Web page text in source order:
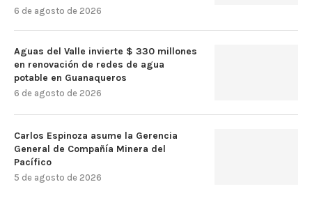
6 de agosto de 2026
Aguas del Valle invierte $ 330 millones
en renovación de redes de agua
potable en Guanaqueros
6 de agosto de 2026
Carlos Espinoza asume la Gerencia
General de Compañía Minera del
Pacífico
5 de agosto de 2026